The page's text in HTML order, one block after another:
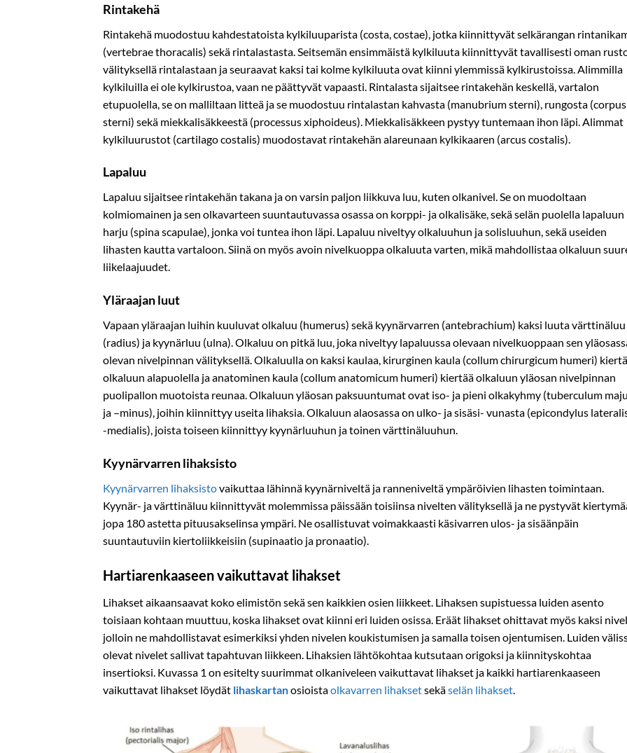
Rintakehä
Rintakehä muodostuu kahdestatoista kylkiluuparista (costa, costae), jotka kiinnittyvät selkärangan
(vertebrae thoracalis) sekä rintalastasta. Seitsemän ensimmäistä kylkiluuta kiinnittyvät tavallisesti oman
välityksellä rintalastaan ja seuraavat kaksi tai kolme kylkiluuta ovat kiinni ylemmissä kylkirustoissa. Alimmilla
kylkiluilla ei ole kylkirustoa, vaan ne päättyvät vapaasti. Rintalasta sijaitsee rintakehän keskellä, vartalon
etupuolella, se on malliltaan litteä ja se muodostuu rintalastan kahvasta (manubrium sterni), rungosta (corpus
sterni) sekä miekkalisäkkeestä (processus xiphoideus). Miekkalisäkkeen pystyy tuntemaan ihon läpi. Alimmat
kylkiluurustot (cartilago costalis) muodostavat rintakehän alareunaan kylkikaaren (arcus costalis).
Lapaluu
Lapaluu sijaitsee rintakehän takana ja on varsin paljon liikkuva luu, kuten olkanivel. Se on muodoltaan
kolmiomainen ja sen olkavarteen suuntautuvassa osassa on korppi- ja olkalisäke, sekä selän puolella lapaluun
harju (spina scapulae), jonka voi tuntea ihon läpi. Lapaluu niveltyy olkaluuhun ja solisluuhun, sekä useiden
lihasten kautta vartaloon. Siinä on myös avoin nivelkuoppa olkaluuta varten, mikä mahdollistaa olkaluun
liikelaajuudet.
Yläraajan luut
Vapaan yläraajan luihin kuuluvat olkaluu (humerus) sekä kyynärvarren (antebrachium) kaksi luuta värttinäluu
(radius) ja kyynärluu (ulna). Olkaluu on pitkä luu, joka niveltyy lapaluussa olevaan nivelkuoppaan sen
olevan nivelpinnan välityksellä. Olkaluulla on kaksi kaulaa, kirurginen kaula (collum chirurgicum humeri)
olkaluun alapuolella ja anatominen kaula (collum anatomicum humeri) kiertää olkaluun yläosan nivelpinnan
puolipallon muotoista reunaa. Olkaluun yläosan paksuuntumat ovat iso- ja pieni olkakyhmy (tuberculum
ja –minus), joihin kiinnittyy useita lihaksia. Olkaluun alaosassa on ulko- ja sisäsi- vunasta (epicondylus
-medialis), joista toiseen kiinnittyy kyynärluuhun ja toinen värttinäluuhun.
Kyynärvarren lihaksisto
Kyynärvarren lihaksistovaikuttaa lähinnä kyynärniveltä ja ranneniveltä ympäröivien lihasten toimintaan.
Kyynär- ja värttinäluu kiinnittyvät molemmissa päissään toisiinsa nivelten välityksellä ja ne pystyvät
jopa 180 astetta pituusakselinsa ympäri. Ne osallistuvat voimakkaasti käsivarren ulos- ja sisäänpäin
suuntautuviin kiertoliikkeisiin (supinaatio ja pronaatio).
Hartiarenkaaseen vaikuttavat lihakset
Lihakset aikaansaavat koko elimistön sekä sen kaikkien osien liikkeet. Lihaksen supistuessa luiden asento
toisiaan kohtaan muuttuu, koska lihakset ovat kiinni eri luiden osissa. Eräät lihakset ohittavat myös kaksi
jolloin ne mahdollistavat esimerkiksi yhden nivelen koukistumisen ja samalla toisen ojentumisen. Luiden
olevat nivelet sallivat tapahtuvan liikkeen. Lihaksien lähtökohtaa kutsutaan origoksi ja kiinnityskohtaa
insertioksi. Kuvassa 1 on esitelty suurimmat olkaniveleen vaikuttavat lihakset ja kaikki hartiarenkaaseen
vaikuttavat lihakset löydät lihaskartanosioistaolkavarren lihaksetsekäselän lihakset.